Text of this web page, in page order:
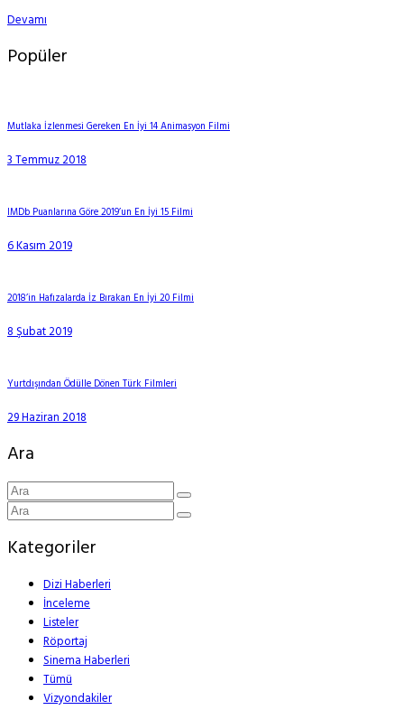
Devamı
Popüler
Mutlaka İzlenmesi Gereken En İyi 14 Animasyon Filmi
3 Temmuz 2018
IMDb Puanlarına Göre 2019’un En İyi 15 Filmi
6 Kasım 2019
2018’in Hafızalarda İz Bırakan En İyi 20 Filmi
8 Şubat 2019
Yurtdışından Ödülle Dönen Türk Filmleri
29 Haziran 2018
Ara
Kategoriler
Dizi Haberleri
İnceleme
Listeler
Röportaj
Sinema Haberleri
Tümü
Vizyondakiler